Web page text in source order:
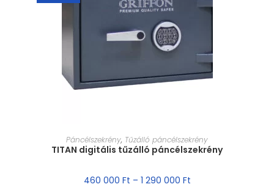
MÉRET VÁLASZTÁSA
Páncélszekrény, Tűzálló páncélszekrény
TITAN digitális tűzálló páncélszekrény
460 000 Ft – 1 290 000 Ft